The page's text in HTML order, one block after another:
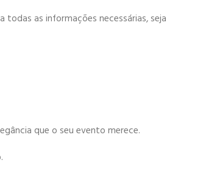
as informações necessárias, seja
que o seu evento merece.